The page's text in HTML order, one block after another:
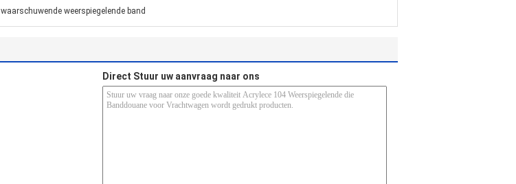
waarschuwende weerspiegelende band
Direct Stuur uw aanvraag naar ons